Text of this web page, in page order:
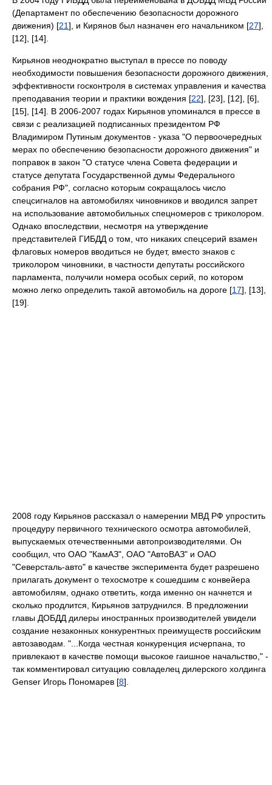
(Департамент по обеспечению безопасности дорожного
движения) [21], и Кирянов был назначен его начальником [27],
[12], [14].
Кирьянов неоднократно выступал в прессе по поводу
необходимости повышения безопасности дорожного движения,
эффективности госконтроля в системах управления и качества
преподавания теории и практики вождения [22], [23], [12], [6],
[15], [14]. В 2006-2007 годах Кирьянов упоминался в прессе в
связи с реализацией подписанных президентом РФ
Владимиром Путиным документов - указа "О первоочередных
мерах по обеспечению безопасности дорожного движения" и
поправок в закон "О статусе члена Совета федерации и
статусе депутата Государственной думы Федерального
собрания РФ", согласно которым сокращалось число
спецсигналов на автомобилях чиновников и вводился запрет
на использование автомобильных спецномеров с триколором.
Однако впоследствии, несмотря на утверждение
представителей ГИБДД о том, что никаких спецсерий взамен
флаговых номеров вводиться не будет, вместо знаков с
триколором чиновники, в частности депутаты российского
парламента, получили номера особых серий, по котором
можно легко определить такой автомобиль на дороге [17], [13],
[19].
2008 году Кирьянов рассказал о намерении МВД РФ упростить
процедуру первичного технического осмотра автомобилей,
выпускаемых отечественными автопроизводителями. Он
сообщил, что ОАО "КамАЗ", ОАО "АвтоВАЗ" и ОАО
"Северсталь-авто" в качестве эксперимента будет разрешено
прилагать документ о техосмотре к сошедшим с конвейера
автомобилям, однако ответить, когда именно он начнется и
сколько продлится, Кирьянов затруднился. В предложении
главы ДОБДД дилеры иностранных производителей увидели
создание незаконных конкурентных преимуществ российским
автозаводам. "...Когда честная конкуренция исчерпана, то
привлекают в качестве помощи высокое гаишное начальство," -
так комментировал ситуацию совладелец дилерского холдинга
Genser Игорь Пономарев [8].